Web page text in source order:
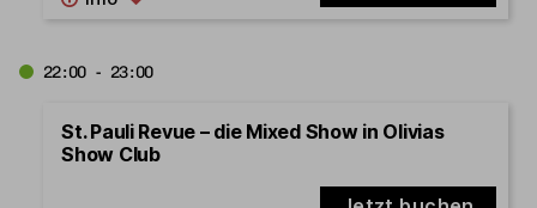
22:00 - 23:00
St. Pauli Revue – die Mixed Show in Olivias
Show Club